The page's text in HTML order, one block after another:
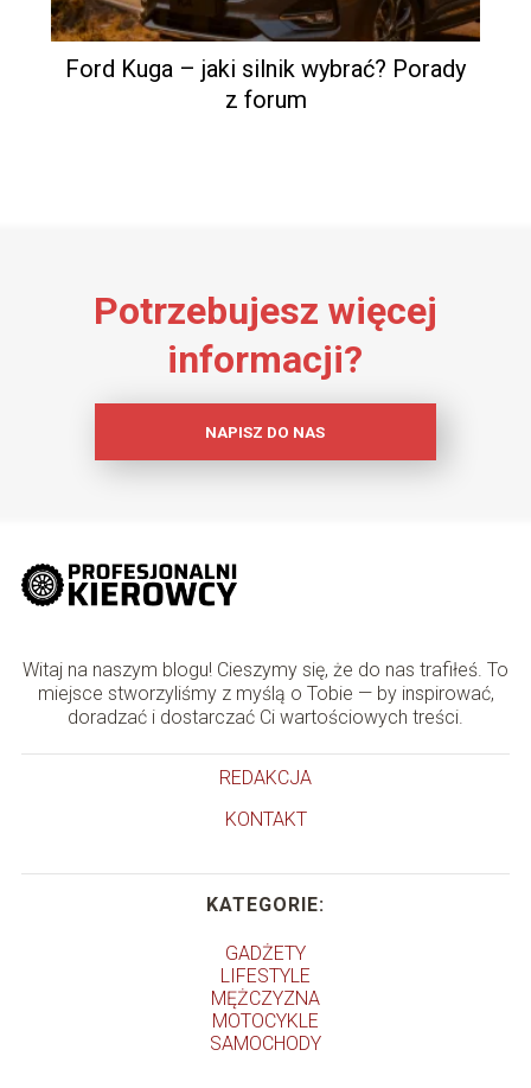
Ford Kuga – jaki silnik wybrać? Porady
z forum
Potrzebujesz więcej
informacji?
NAPISZ DO NAS
Witaj na naszym blogu! Cieszymy się, że do nas trafiłeś. To
miejsce stworzyliśmy z myślą o Tobie — by inspirować,
doradzać i dostarczać Ci wartościowych treści.
REDAKCJA
KONTAKT
KATEGORIE:
GADŻETY
LIFESTYLE
MĘŻCZYZNA
MOTOCYKLE
SAMOCHODY